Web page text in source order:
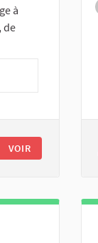
à
de
VOIR